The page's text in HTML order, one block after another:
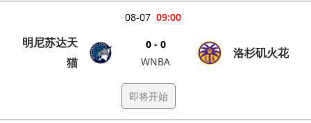
09:00
08-07
明尼苏达天
猫
0 - 0
WNBA
洛杉矶火花
即将开始